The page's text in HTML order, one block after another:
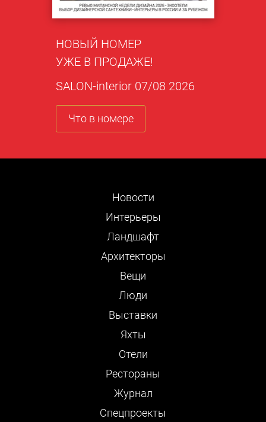
НОВЫЙ НОМЕР
УЖЕ В ПРОДАЖЕ!
SALON-interior 07/08 2026
Что в номере
Новости
Интерьеры
Ландшафт
Архитекторы
Вещи
Люди
Выставки
Яхты
Отели
Рестораны
Журнал
Cпецпроекты